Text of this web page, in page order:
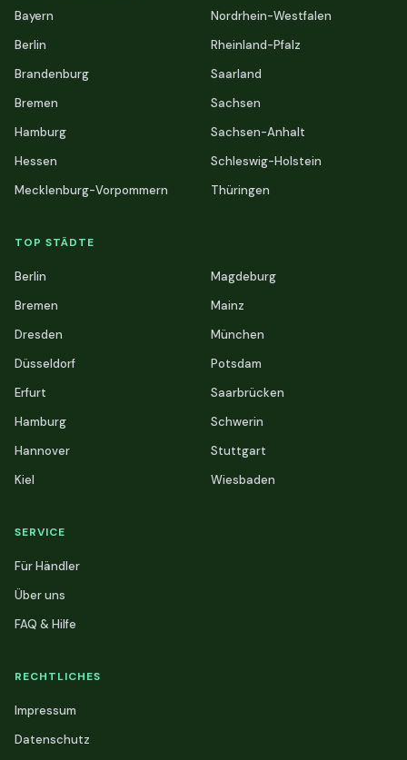
Bayern
Berlin
Brandenburg
Bremen
Hamburg
Hessen
Mecklenburg-Vorpommern
Nordrhein-Westfalen
Rheinland-Pfalz
Saarland
Sachsen
Sachsen-Anhalt
Schleswig-Holstein
Thüringen
TOP STÄDTE
Berlin
Bremen
Dresden
Düsseldorf
Erfurt
Hamburg
Hannover
Kiel
Magdeburg
Mainz
München
Potsdam
Saarbrücken
Schwerin
Stuttgart
Wiesbaden
SERVICE
Für Händler
Über uns
FAQ & Hilfe
RECHTLICHES
Impressum
Datenschutz